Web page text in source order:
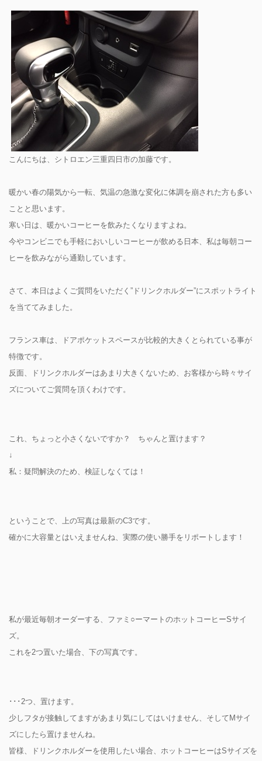
こんにちは、シトロエン三重四日市の加藤です。
暖かい春の陽気から一転、気温の急激な変化に体調を崩された方も多い
ことと思います。
寒い日は、暖かいコーヒーを飲みたくなりますよね。
今やコンビニでも手軽においしいコーヒーが飲める日本、私は毎朝コー
ヒーを飲みながら通勤しています。
さて、本日はよくご質問をいただく”ドリンクホルダー”にスポットライト
を当ててみました。
フランス車は、ドアポケットスペースが比較的大きくとられている事が
特徴です。
反面、ドリンクホルダーはあまり大きくないため、お客様から時々サイ
ズについてご質問を頂くわけです。
これ、ちょっと小さくないですか？ ちゃんと置けます？
↓
私：疑問解決のため、検証しなくては！
ということで、上の写真は最新のC3です。
確かに大容量とはいえませんね、実際の使い勝手をリポートします！
私が最近毎朝オーダーする、ファミ○ーマートのホットコーヒーSサイ
ズ。
これを2つ置いた場合、下の写真です。
･･･2つ、置けます。
少しフタが接触してますがあまり気にしてはいけません、そしてMサイ
ズにしたら置けませんね。
皆様、ドリンクホルダーを使用したい場合、ホットコーヒーはSサイズを